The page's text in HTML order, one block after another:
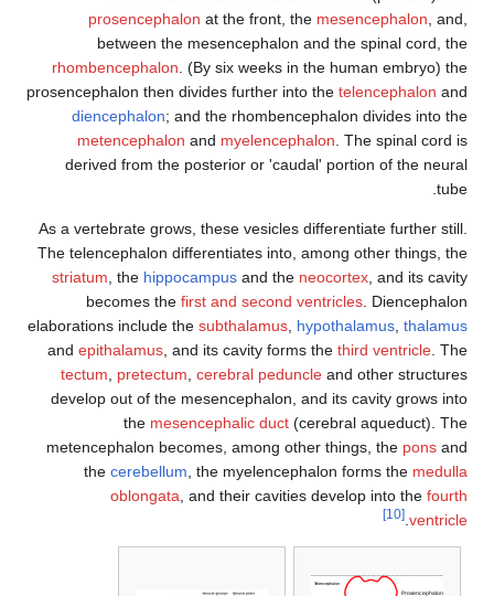
prosencephalonat the front, themesencephalon
between the mesencephalon and the spinal
rhombencephalon. (By six weeks in the human
prosencephalon then divides further into the
diencephalon ; and the rhombencephalon divides
metencephalonandmyelencephalon. The spinal
derived from the posterior or 'caudal' portion of the
As a vertebrate grows, these vesicles differentiate
The telencephalon differentiates into, among other
striatum, thehippocampusand theneocortex, and its
becomes thefirst and second ventricles.
elaborations include thesubthalamus,hypothalamus,
andepithalamus, and its cavity forms thethird
tectum,pretectum ,cerebral peduncleand other
develop out of the mesencephalon, and its cavity
themesencephalic duct (cerebral
metencephalon becomes, among other things, the
thecerebellum, the myelencephalon forms the
oblongata, and their cavities develop into the